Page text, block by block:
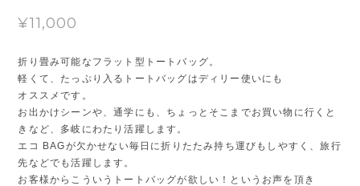
¥11,000
折り畳み可能なフラット型トートバッグ。
軽くて、たっぷり入るトートバッグはディリー使いにも
オススメです。
お出かけシーンや、通学にも、ちょっとそこまでお買い物に行くと
きなど、多岐にわたり活躍します。
エコ BAGが欠かせない毎日に折りたたみ持ち運びもしやすく、旅行
先などでも活躍します。
お客様からこういうトートバッグが欲しい！というお声を頂き